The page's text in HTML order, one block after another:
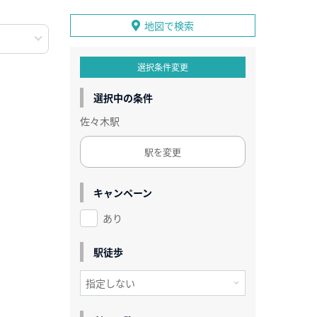
地図で検索
選択条件変更
選択中の条件
佐々木駅
駅を変更
キャンペーン
あり
駅徒歩